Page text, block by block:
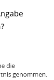
die
genommen.